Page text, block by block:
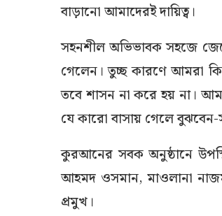
বাড়ানো আমাদেরই দায়িত্ব।
সহনশীল অভিভাবক সহজে
গেলেন। তুচ্ছ কারণে আমরা
তবে শাসন না করে হয় না।
যে কারো বাসায় গেলে
কুরআনের সবক অনুষ্ঠানে
আহমদ ওসমান, মাওলানা
প্রমুখ।